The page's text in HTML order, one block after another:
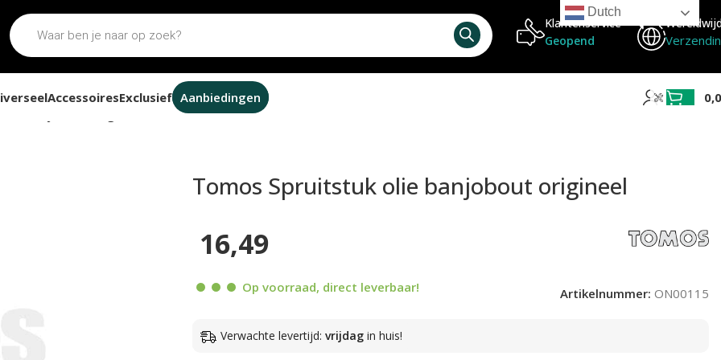
Klantenservice
Geopend
AccessoiresExclusief Aanbiedingen
Tomos Spruitstuk olie banjobout origineel
16,49
Op voorraad, direct leverbaar! Artikelnummer: ON00115
Verwachte levertijd: vrijdagin huis!
Dutch